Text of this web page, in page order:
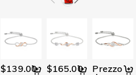
$139.00 $165.00 Prezzo